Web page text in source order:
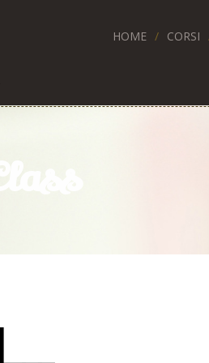
HOME CORSI